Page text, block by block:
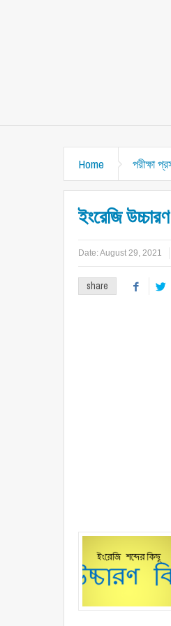
Home পরীক্ষা
ইংরেজি
Date:August 29, 2021
share